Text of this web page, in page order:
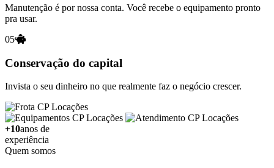
Manutenção é por nossa conta. Você recebe o equipamento pronto
pra usar.
05
Conservação do capital
Invista o seu dinheiro no que realmente faz o negócio crescer.
+10anos de
experiência
Quem somos